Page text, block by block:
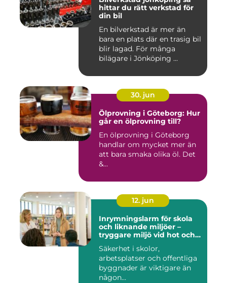
hittar du rätt verkstad för
din bil
En bilverkstad är mer än
bara en plats där en trasig bil
blir lagad. För många
bilägare i Jönköping ...
30. jun
Ölprovning i Göteborg: Hur
går en ölprovning till?
En ölprovning i Göteborg
handlar om mycket mer än
att bara smaka olika öl. Det
&...
12. jun
Inrymningslarm för skola
och liknande miljöer –
tryggare miljö vid hot och
Säkerhet i skolor,
arbetsplatser och offentliga
byggnader är viktigare än
någon...